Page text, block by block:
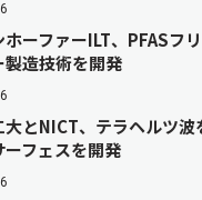
ホーファーILT、PFASフ
製造技術を開発
大とNICT、テラヘルツ
フェスを開発